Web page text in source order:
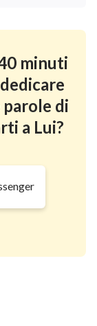
minuti
di
a Lui?